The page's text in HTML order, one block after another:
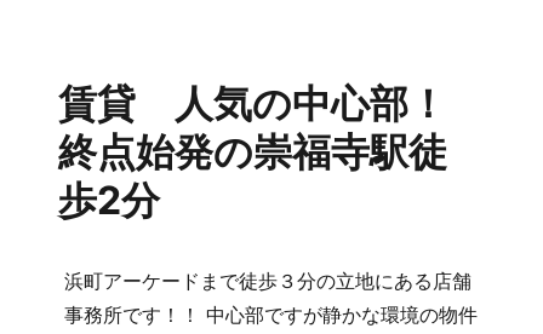
賃貸 人気の中心部！
終点始発の崇福寺駅徒
歩2分
浜町アーケードまで徒歩３分の立地にある店舗
事務所です！！ 中心部ですが静かな環境の物件